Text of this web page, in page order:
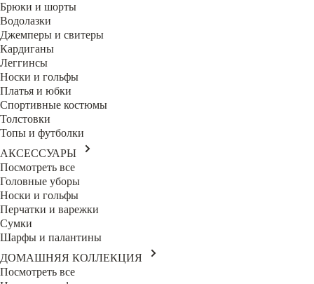
Брюки и шорты
Водолазки
Джемперы и свитеры
Кардиганы
Леггинсы
Носки и гольфы
Платья и юбки
Спортивные костюмы
Толстовки
Топы и футболки
АКСЕССУАРЫ
Посмотреть все
Головные уборы
Носки и гольфы
Перчатки и варежки
Сумки
Шарфы и палантины
ДОМАШНЯЯ КОЛЛЕКЦИЯ
Посмотреть все